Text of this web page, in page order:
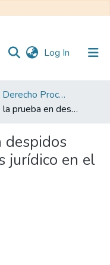
Log In (current)
Maestría en Derecho Procesal
Carga de la prueba en despidos intempestivos: análisis jurídico en el ámbito laboral
despidos
jurídico en el